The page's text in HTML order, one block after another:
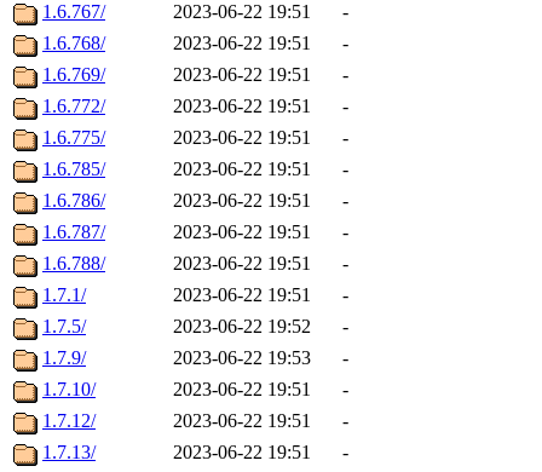
1.6.767/
2023-06-22 19:51
-
1.6.768/
2023-06-22 19:51
-
1.6.769/
2023-06-22 19:51
-
1.6.772/
2023-06-22 19:51
-
1.6.775/
2023-06-22 19:51
-
1.6.785/
2023-06-22 19:51
-
1.6.786/
2023-06-22 19:51
-
1.6.787/
2023-06-22 19:51
-
1.6.788/
2023-06-22 19:51
-
1.7.1/
2023-06-22 19:51
-
1.7.5/
2023-06-22 19:52
-
1.7.9/
2023-06-22 19:53
-
1.7.10/
2023-06-22 19:51
-
1.7.12/
2023-06-22 19:51
-
1.7.13/
2023-06-22 19:51
-